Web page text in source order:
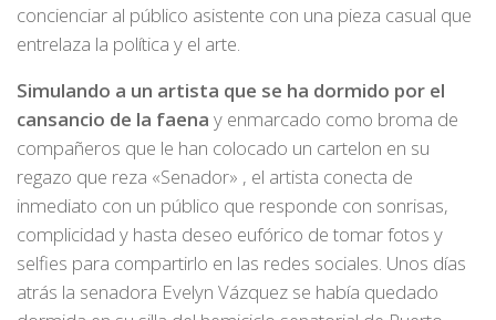
concienciar al público asistente con una pieza casual que
entrelaza la política y el arte.
Simulando a un artista que se ha dormido por el
cansancio de la faena y enmarcado como broma de
compañeros que le han colocado un cartelon en su
regazo que reza «Senador» , el artista conecta de
inmediato con un público que responde con sonrisas,
complicidad y hasta deseo eufórico de tomar fotos y
selfies para compartirlo en las redes sociales. Unos días
atrás la senadora Evelyn Vázquez se había quedado